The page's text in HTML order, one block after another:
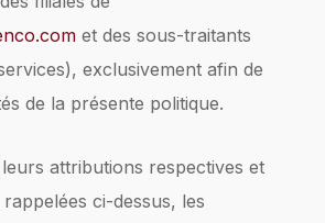
et des sous-traitants
exclusivement afin de
de la présente politique.
attributions respectives et
ci-dessus, les